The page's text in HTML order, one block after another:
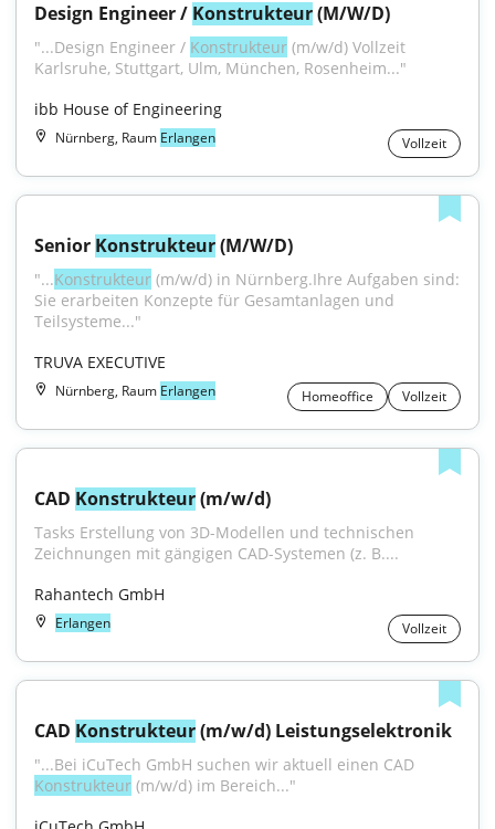
Design Engineer / Konstrukteur (M/W/D)
"...Design Engineer / Konstrukteur (m/w/d) Vollzeit
Karlsruhe, Stuttgart, Ulm, München, Rosenheim..."
ibb House of Engineering
Nürnberg, Raum Erlangen Vollzeit
Senior Konstrukteur (M/W/D)
"...Konstrukteur (m/w/d) in Nürnberg.Ihre Aufgaben sind:
Sie erarbeiten Konzepte für Gesamtanlagen und
Teilsysteme..."
TRUVA EXECUTIVE
Nürnberg, Raum Erlangen Homeoffice Vollzeit
CAD Konstrukteur (m/w/d)
Tasks Erstellung von 3D-Modellen und technischen
Zeichnungen mit gängigen CAD-Systemen (z. B....
Rahantech GmbH
Erlangen Vollzeit
CAD Konstrukteur (m/w/d) Leistungselektronik
Konstrukteur (m/w/d) im Bereich..."